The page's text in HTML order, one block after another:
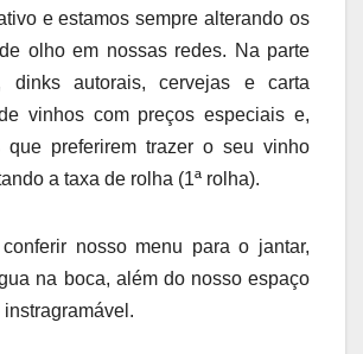
e estamos sempre alterando os
olho em nossas redes. Na parte
dinks autorais, cervejas e carta
vinhos com preços especiais e,
que preferirem trazer o seu vinho
a taxa de rolha (1ª rolha).
nosso menu para o jantar,
na boca, além do nosso espaço